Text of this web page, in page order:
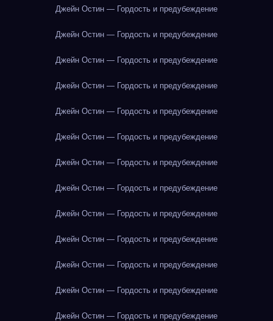
Джейн Остин — Гордость и предубеждение
Джейн Остин — Гордость и предубеждение
Джейн Остин — Гордость и предубеждение
Джейн Остин — Гордость и предубеждение
Джейн Остин — Гордость и предубеждение
Джейн Остин — Гордость и предубеждение
Джейн Остин — Гордость и предубеждение
Джейн Остин — Гордость и предубеждение
Джейн Остин — Гордость и предубеждение
Джейн Остин — Гордость и предубеждение
Джейн Остин — Гордость и предубеждение
Джейн Остин — Гордость и предубеждение
Джейн Остин — Гордость и предубеждение